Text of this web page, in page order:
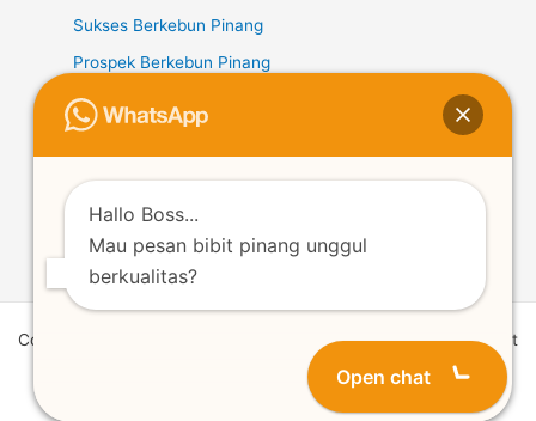
Sukses Berkebun Pinang
Prospek Berkebun Pinang
Potensi Berkebun Pinang
Kopi Liberika
Budidaya Kopi Liberika
Tips Berkebun Kopi Liberika
Copyright © 2026 | Powered by Lentera Mantang | Supplier Bibit
Pinang Unggul Betara
Hallo Boss...
Mau pesan bibit pinang unggul
berkualitas?
Open chat